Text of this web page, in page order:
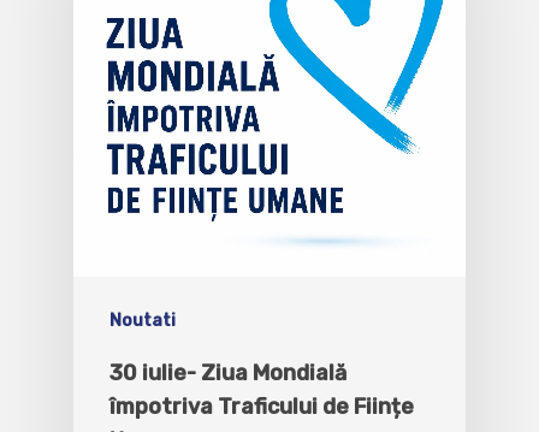
Noutati
30 iulie- Ziua Mondială
împotriva Traficului de Ființe